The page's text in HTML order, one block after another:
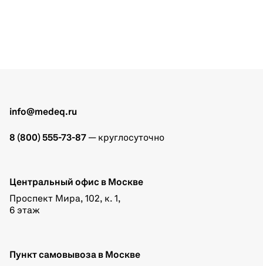
info@medeq.ru
8 (800) 555-73-87 — круглосуточно
Центральный офис в Москве
Проспект Мира, 102, к. 1,
6 этаж
Пункт самовывоза в Москве